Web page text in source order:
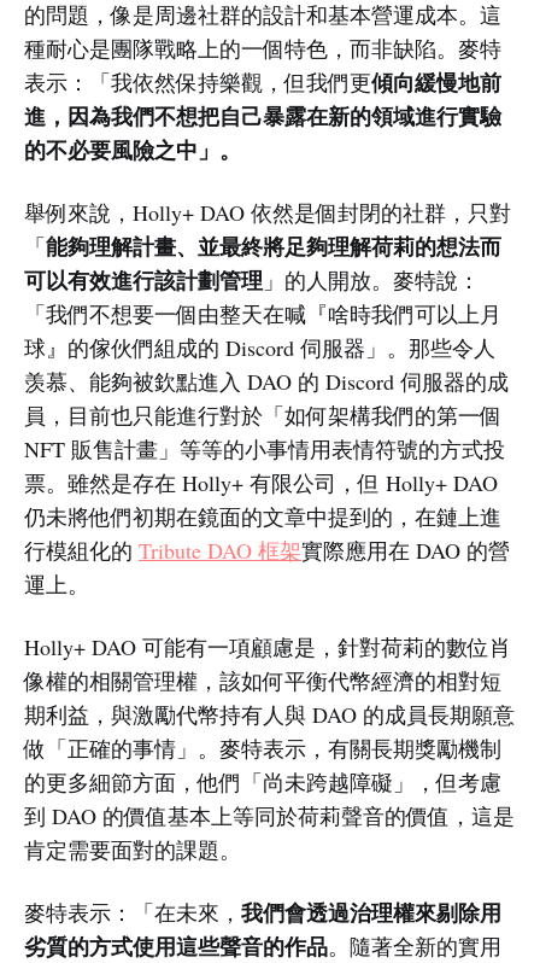
的問題，像是周邊社群的設計和基本營運成本。這
種耐心是團隊戰略上的一個特色，而非缺陷。麥特
表示：「我依然保持樂觀，但我們更傾向緩慢地前
進，因為我們不想把自己暴露在新的領域進行實驗
的不必要風險之中」。
舉例來說，Holly+ DAO 依然是個封閉的社群，只對
「能夠理解計畫、並最終將足夠理解荷莉的想法而
可以有效進行該計劃管理 」的人開放。麥特說：
「我們不想要一個由整天在喊『啥時我們可以上月
球』的傢伙們組成的 Discord 伺服器」。那些令人
羡慕、能夠被欽點進入 DAO 的 Discord 伺服器的成
員，目前也只能進行對於「如何架構我們的第一個
NFT 販售計畫」等等的小事情用表情符號的方式投
票。雖然是存在 Holly+ 有限公司，但 Holly+ DAO
仍未將他們初期在鏡面的文章中提到的，在鏈上進
行模組化的 Tribute DAO 框架實際應用在 DAO 的營
運上。
Holly+ DAO 可能有一項顧慮是，針對荷莉的數位肖
像權的相關管理權，該如何平衡代幣經濟的相對短
期利益，與激勵代幣持有人與 DAO 的成員長期願意
做「正確的事情」。麥特表示，有關長期獎勵機制
的更多細節方面，他們「尚未跨越障礙」，但考慮
到 DAO 的價值基本上等同於荷莉聲音的價值，這是
肯定需要面對的課題。
麥特表示：「在未來， 我們會透過治理權來剔除用
劣質的方式使用這些聲音的作品。隨著全新的實用